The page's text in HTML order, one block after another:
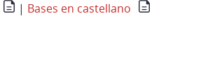
| Bases en castellano